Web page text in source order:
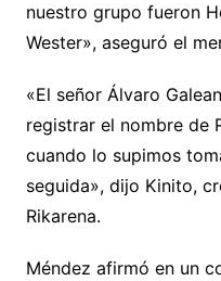
nuestro grupo fueron
Wester», aseguró el
«El señor Álvaro
registrar el nombre de
cuando lo supimos
seguida», dijo Kinito,
Rikarena.
Méndez afirmó en un